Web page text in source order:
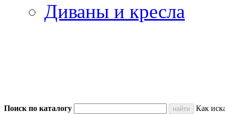
Диваны и кресла
Поиск по каталогу Как